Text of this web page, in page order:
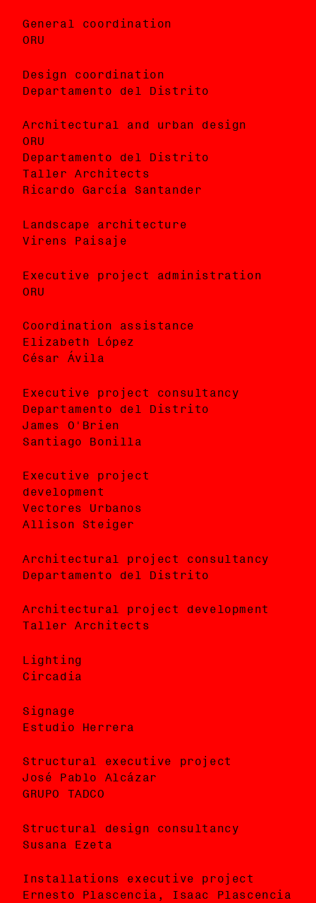
General coordination
ORU
Design coordination
Departamento del Distrito
Architectural and urban design
ORU
Departamento del Distrito
Taller Architects
Ricardo García Santander
Landscape architecture
Virens Paisaje
Executive project administration
ORU
Coordination assistance
Elizabeth López
César Ávila
Executive project consultancy
Departamento del Distrito
James O'Brien
Santiago Bonilla
Coordinación general
ORU
Coordinación de diseño
Departamento del Distrito
Diseño arquitectónico y urbano
ORU
Departamento del Distrito
Taller Architects
Ricardo García Santander
Arquitectura de paisaje
Virens Paisaje
Administración de proyecto ejecutivo
ORU
Asistencia a coordinación
Elizabeth López
César Ávila
Asesoría de proyecto ejecutivo
Departamento del Distrito
James O'Brien
Santiago Bonilla
Executive project
development
Vectores Urbanos
Allison Steiger
Architectural project consultancy
Departamento del Distrito
Architectural project development
Taller Architects
Lighting
Circadia
Signage
Estudio Herrera
Structural executive project
José Pablo Alcázar
GRUPO TADCO
Structural design consultancy
Susana Ezeta
Installations executive project
Ernesto Plascencia, Isaac Plascencia
Desarrollo de proyecto ejecutivo
Vectores Urbanos
Allison Steiger
Departamento del Distrito
arquitectónico
Taller Architects
Proyecto de iluminación
Circadia
Diseño de señalética
Estudio Herrera
Proyecto ejecutivo estructural
José Pablo Alcázar
GRUPO TADCO
Asesoría de diseño estructural
Susana Ezeta
Proyecto ejecutivo de instalaciones
Ernesto Plascencia, Isaac Plascencia